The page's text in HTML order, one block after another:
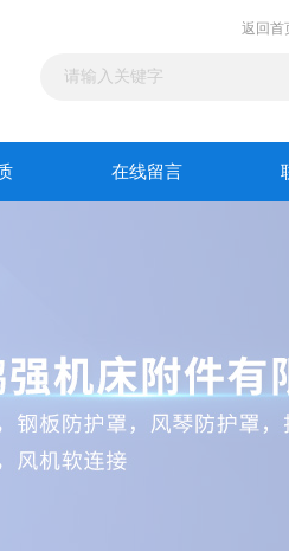
返回首
在线留言